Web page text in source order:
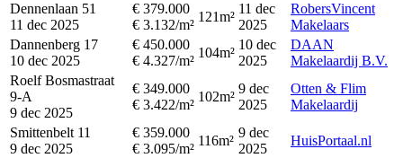
Dennenlaan 51
11 dec 2025
€ 379.000
€ 3.132/m²
121m²
11 dec
2025
RobersVincent
Makelaars
Dannenberg 17
10 dec 2025
€ 450.000
€ 4.327/m²
104m²
10 dec
2025
DAAN
Makelaardij B.V.
Roelf Bosmastraat
9-A
9 dec 2025
€ 349.000
€ 3.422/m²
102m²
9 dec
2025
Otten & Flim
Makelaardij
Smittenbelt 11
9 dec 2025
€ 359.000
€ 3.095/m²
116m²
9 dec
2025
HuisPortaal.nl